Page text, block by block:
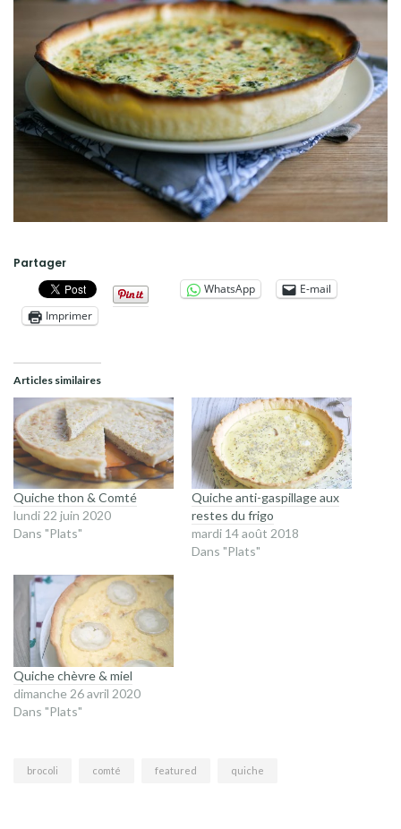
Partager
WhatsApp
E-mail
Imprimer
Articles similaires
Quiche thon & Comté
lundi 22 juin 2020
Dans "Plats"
Quiche anti-gaspillage aux
restes du frigo
mardi 14 août 2018
Dans "Plats"
Quiche chèvre & miel
dimanche 26 avril 2020
Dans "Plats"
brocoli comté featured quiche